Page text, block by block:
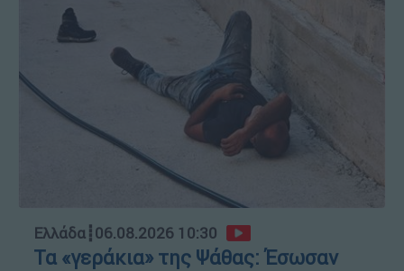
Ελλάδα┋06.08.2026 10:30
Τα «γεράκια» της Ψάθας: Έσωσαν